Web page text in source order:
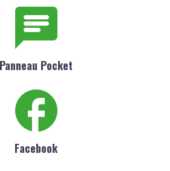
Panneau Pocket
Facebook